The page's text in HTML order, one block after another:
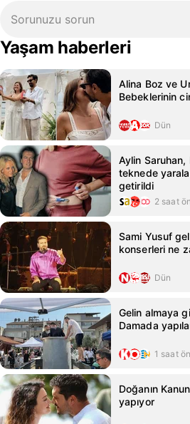
Yaşam haberleri
Alina Boz ve
Bebeklerinin
Dün
Aylin
teknede
getirildi
2 saat
Sami Yusuf
konserleri ne
Dün
Gelin almaya
Damada
1 saat
Doğanın
yapıyor